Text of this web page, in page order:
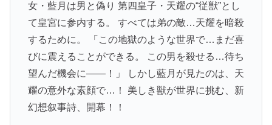
女・藍月は男と偽り 第四皇子・天耀の“従獣”とし
て皇宮に参内する。 すべては弟の敵…天耀を暗殺
するために。 「この地獄のような世界で…まだ喜
びに震えることができる。 この男を殺せる…待ち
望んだ機会に――！」 しかし藍月が見たのは、天
耀の意外な素顔で…！ 美しき獣が世界に挑む、新
幻想叙事詩、開幕！！